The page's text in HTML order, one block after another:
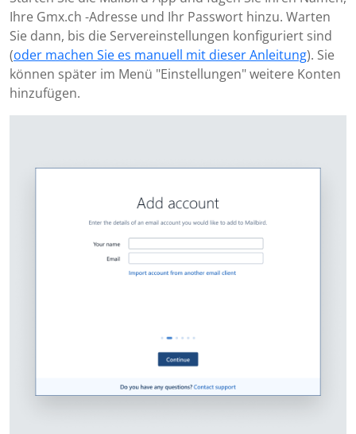
Ihre Gmx.ch -Adresse und Ihr Passwort hinzu. Warten
Sie dann, bis die Servereinstellungen konfiguriert sind
(oder machen Sie es manuell mit dieser Anleitung). Sie
können später im Menü "Einstellungen" weitere Konten
hinzufügen.